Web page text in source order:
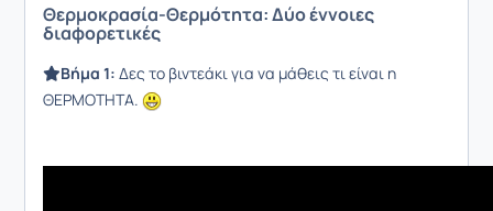
Θερμοκρασία-Θερμότητα: Δύο έννοιες
διαφορετικές
Βήμα 1: Δες το βιντεάκι για να μάθεις τι είναι η
ΘΕΡΜΟΤΗΤΑ.